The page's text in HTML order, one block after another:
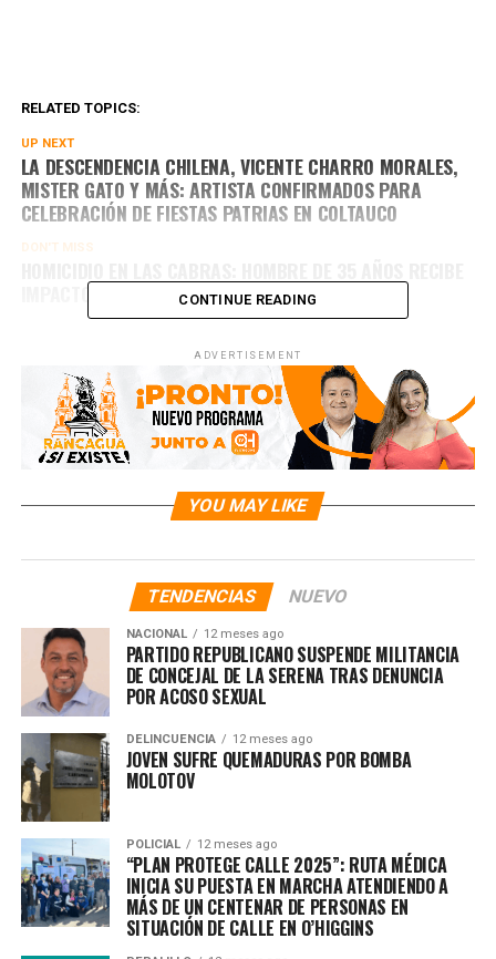
RELATED TOPICS:
UP NEXT
LA DESCENDENCIA CHILENA, VICENTE CHARRO MORALES,
MISTER GATO Y MÁS: ARTISTA CONFIRMADOS PARA
CELEBRACIÓN DE FIESTAS PATRIAS EN COLTAUCO
DON'T MISS
IMPACTO DE BALA EN EL ROSTRO
CONTINUE READING
ADVERTISEMENT
YOU MAY LIKE
TENDENCIAS NUEVO
NACIONAL 12 meses ago
PARTIDO REPUBLICANO SUSPENDE MILITANCIA
DE CONCEJAL DE LA SERENA TRAS DENUNCIA
POR ACOSO SEXUAL
DELINCUENCIA 12 meses ago
JOVEN SUFRE QUEMADURAS POR BOMBA
MOLOTOV
POLICIAL 12 meses ago
“PLAN PROTEGE CALLE 2025”: RUTA MÉDICA
INICIA SU PUESTA EN MARCHA ATENDIENDO A
MÁS DE UN CENTENAR DE PERSONAS EN
SITUACIÓN DE CALLE EN O’HIGGINS